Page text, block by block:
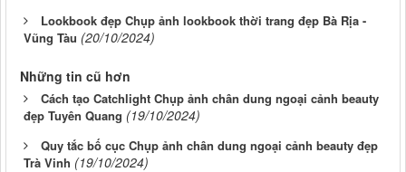
Lookbook đẹp Chụp ảnh lookbook thời trang đẹp Bà Rịa -
Vũng Tàu (20/10/2024)
Những tin cũ hơn
Cách tạo Catchlight Chụp ảnh chân dung ngoại cảnh beauty
đẹp Tuyên Quang (19/10/2024)
Quy tắc bố cục Chụp ảnh chân dung ngoại cảnh beauty đẹp
Trà Vinh (19/10/2024)